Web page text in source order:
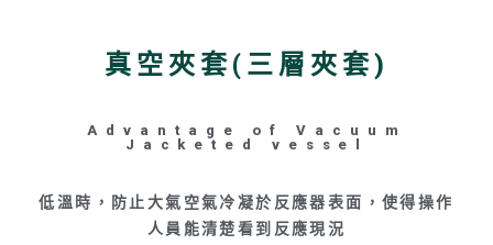
真空夾套(三層夾套)
Advantage of Vacuum
Jacketed vessel
低溫時，防止大氣空氣冷凝於反應器表面，使得操作
人員能清楚看到反應現況